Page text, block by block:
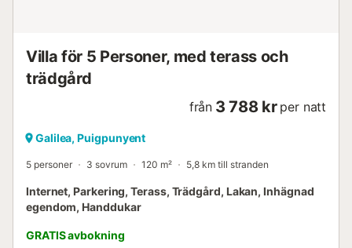
Villa för 5 Personer, med terass och
trädgård
från 3 788 kr per natt
Galilea, Puigpunyent
5 personer 3 sovrum 120 m² 5,8 km till stranden
Internet, Parkering, Terass, Trädgård, Lakan, Inhägnad
egendom, Handdukar
GRATIS avbokning